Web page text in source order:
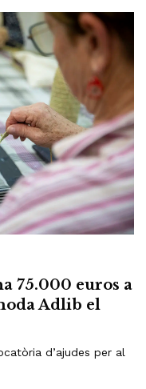
75.000 euros a
Adlib el
d’ajudes per al